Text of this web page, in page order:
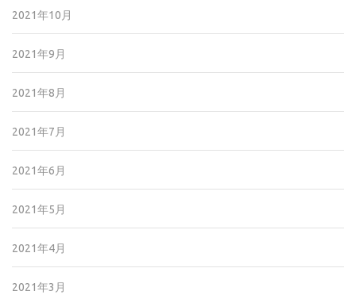
2021年10月
2021年9月
2021年8月
2021年7月
2021年6月
2021年5月
2021年4月
2021年3月